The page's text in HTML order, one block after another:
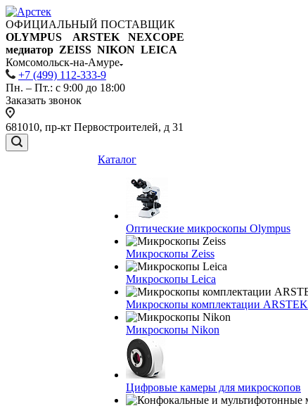
ОФИЦИАЛЬНЫЙ ПОСТАВЩИК
OLYMPUS ARSTEK NEXCOPE
медиатор ZEISS NIKON LEICA
Комсомольск-на-Амуре
+7 (499) 112-333-9
Пн. – Пт.: с 9:00 до 18:00
Заказать звонок
681010, пр-кт Первостроителей, д 31
Каталог
Оптические микроскопы Olympus
Микроскопы Zeiss
Микроскопы Leica
Микроскопы комплектации ARSTEK
Микроскопы Nikon
Цифровые камеры для микроскопов